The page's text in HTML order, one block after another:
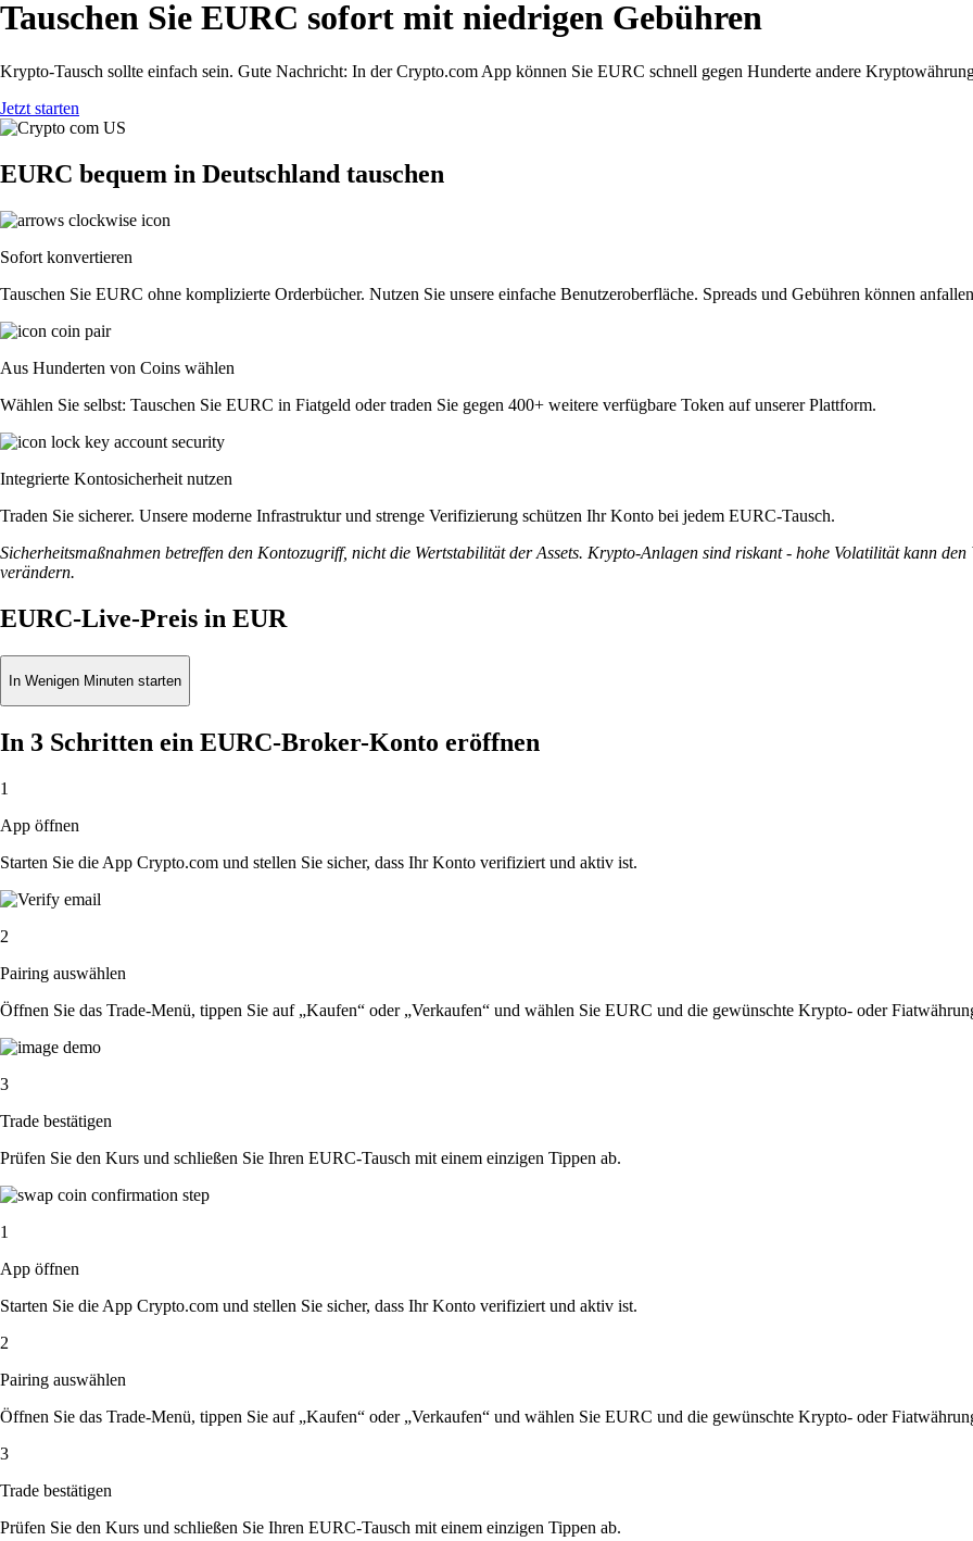
Tauschen Sie EURC sofort mit niedrigen Gebühren
Krypto-Tausch sollte einfach sein. Gute Nachricht: In der Crypto.com App können Sie EURC schnell gegen Hunderte andere
Jetzt starten
EURC bequem in Deutschland tauschen
Sofort konvertieren
Tauschen Sie EURC ohne komplizierte Orderbücher. Nutzen Sie unsere einfache Benutzeroberfläche. Spreads und Gebühren können
Aus Hunderten von Coins wählen
Wählen Sie selbst: Tauschen Sie EURC in Fiatgeld oder traden Sie gegen 400+ weitere verfügbare Token auf unserer Plattform.
Integrierte Kontosicherheit nutzen
Traden Sie sicherer. Unsere moderne Infrastruktur und strenge Verifizierung schützen Ihr Konto bei jedem EURC-Tausch.
Sicherheitsmaßnahmen betreffen den Kontozugriff, nicht die Wertstabilität der Assets. Krypto-Anlagen sind riskant - hohe Volatilität kann den
verändern.
EURC-Live-Preis in EUR
In Wenigen Minuten starten
In 3 Schritten ein EURC-Broker-Konto eröffnen
1
App öffnen
Starten Sie die App Crypto.com und stellen Sie sicher, dass Ihr Konto verifiziert und aktiv ist.
2
Pairing auswählen
Öffnen Sie das Trade-Menü, tippen Sie auf „Kaufen“ oder „Verkaufen“ und wählen Sie EURC und die gewünschte Krypto- oder
3
Trade bestätigen
Prüfen Sie den Kurs und schließen Sie Ihren EURC-Tausch mit einem einzigen Tippen ab.
1
App öffnen
Starten Sie die App Crypto.com und stellen Sie sicher, dass Ihr Konto verifiziert und aktiv ist.
2
Pairing auswählen
Öffnen Sie das Trade-Menü, tippen Sie auf „Kaufen“ oder „Verkaufen“ und wählen Sie EURC und die gewünschte Krypto- oder
3
Trade bestätigen
Prüfen Sie den Kurs und schließen Sie Ihren EURC-Tausch mit einem einzigen Tippen ab.